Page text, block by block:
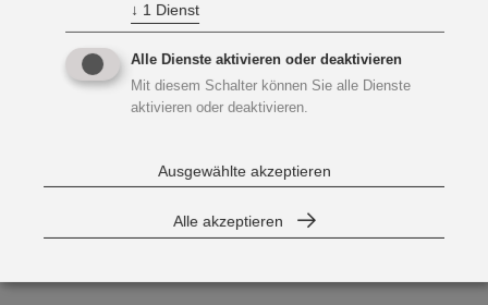
↓ 1 Dienst
Alle Dienste aktivieren oder deaktivieren
Mit diesem Schalter können Sie alle Dienste
aktivieren oder deaktivieren.
Ausgewählte akzeptieren
Alle akzeptieren